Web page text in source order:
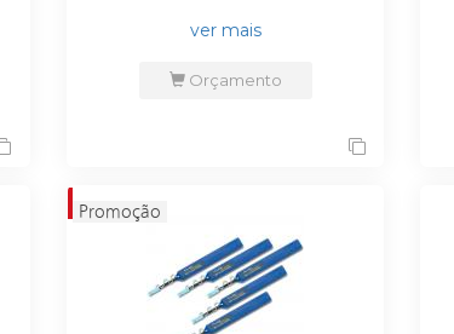
ver mais
Orçamento